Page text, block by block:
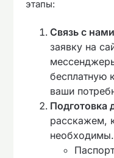
этапы:
Связь с нами
заявку на
бесплатную
ваши
Подготовка
расскажем,